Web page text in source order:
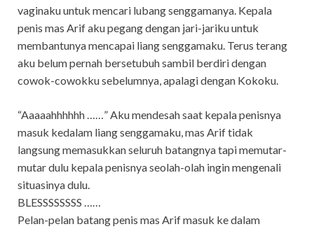
vaginaku untuk mencari lubang senggamanya. Kepala
penis mas Arif aku pegang dengan jari-jariku untuk
membantunya mencapai liang senggamaku. Terus terang
aku belum pernah bersetubuh sambil berdiri dengan
cowok-cowokku sebelumnya, apalagi dengan Kokoku.
“Aaaaahhhhhh ……” Aku mendesah saat kepala penisnya
masuk kedalam liang senggamaku, mas Arif tidak
langsung memasukkan seluruh batangnya tapi memutar-
mutar dulu kepala penisnya seolah-olah ingin mengenali
situasinya dulu.
BLESSSSSSSS ……
Pelan-pelan batang penis mas Arif masuk ke dalam